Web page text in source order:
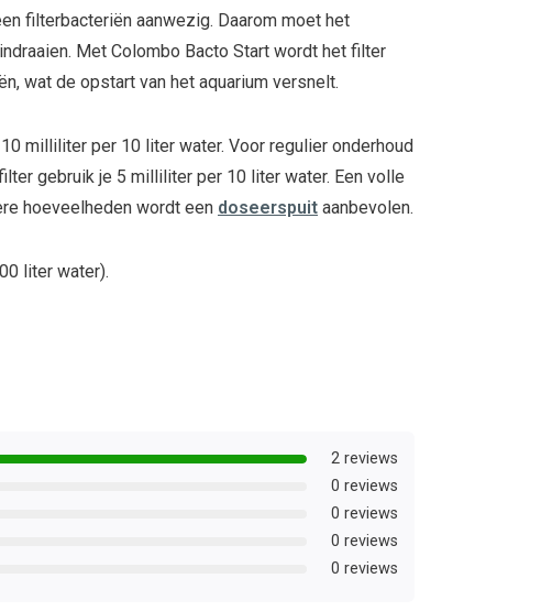
filterbacteriën aanwezig. Daarom moet het
Met Colombo Bacto Start wordt het filter
wat de opstart van het aquarium versnelt.
milliliter per 10 liter water. Voor regulier onderhoud
gebruik je 5 milliliter per 10 liter water. Een volle
hoeveelheden wordt een doseerspuit aanbevolen.
liter water).
2 reviews
0 reviews
0 reviews
0 reviews
0 reviews